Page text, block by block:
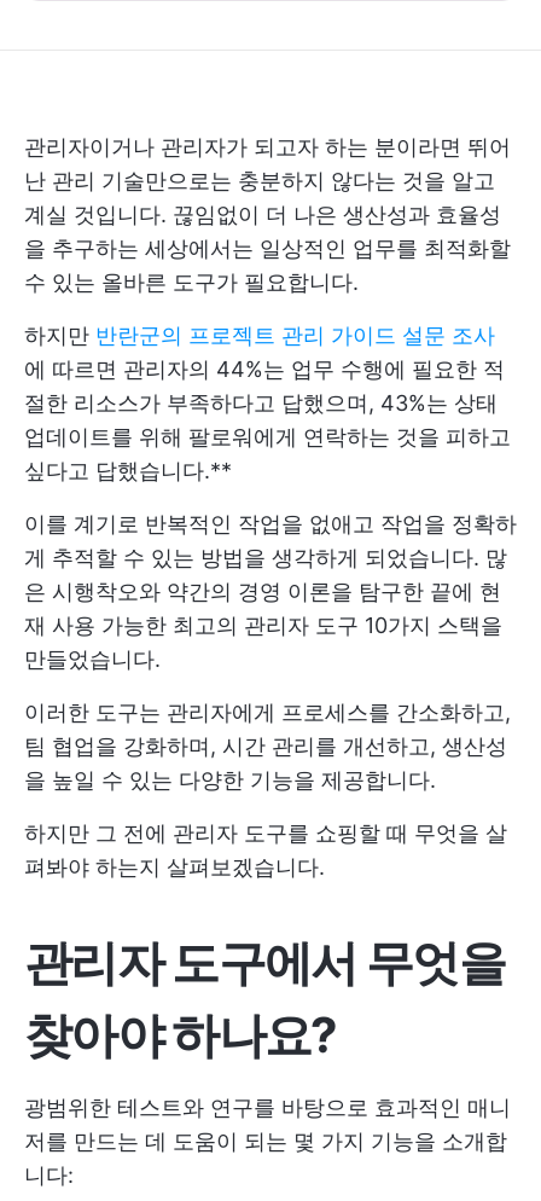
관리자이거나 관리자가 되고자 하는 분이라면 뛰어
난 관리 기술만으로는 충분하지 않다는 것을 알고
계실 것입니다. 끊임없이 더 나은 생산성과 효율성
을 추구하는 세상에서는 일상적인 업무를 최적화할
수 있는 올바른 도구가 필요합니다.
하지만 반란군의 프로젝트 관리 가이드 설문 조사
에 따르면 관리자의 44%는 업무 수행에 필요한 적
절한 리소스가 부족하다고 답했으며, 43%는 상태
업데이트를 위해 팔로워에게 연락하는 것을 피하고
싶다고 답했습니다.**
이를 계기로 반복적인 작업을 없애고 작업을 정확하
게 추적할 수 있는 방법을 생각하게 되었습니다. 많
은 시행착오와 약간의 경영 이론을 탐구한 끝에 현
재 사용 가능한 최고의 관리자 도구 10가지 스택을
만들었습니다.
이러한 도구는 관리자에게 프로세스를 간소화하고,
팀 협업을 강화하며, 시간 관리를 개선하고, 생산성
을 높일 수 있는 다양한 기능을 제공합니다.
하지만 그 전에 관리자 도구를 쇼핑할 때 무엇을 살
펴봐야 하는지 살펴보겠습니다.
관리자 도구에서 무엇을
찾아야 하나요?
광범위한 테스트와 연구를 바탕으로 효과적인 매니
저를 만드는 데 도움이 되는 몇 가지 기능을 소개합
니다: